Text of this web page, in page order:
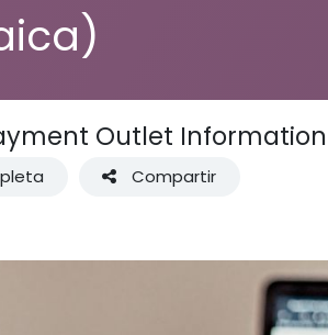
Outlet Information
Compartir